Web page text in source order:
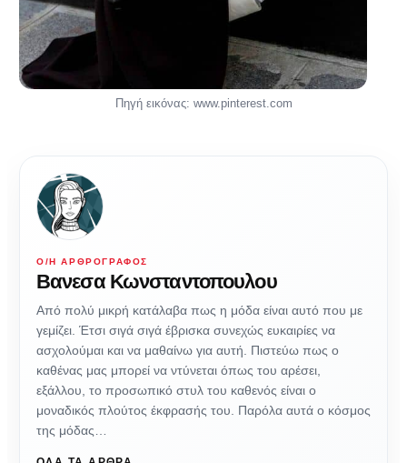
Πηγή εικόνας: www.pinterest.com
Ο/Η ΑΡΘΡΟΓΡΆΦΟΣ
Βανεσα Κωνσταντοπουλου
Από πολύ μικρή κατάλαβα πως η μόδα είναι αυτό που με
γεμίζει. Έτσι σιγά σιγά έβρισκα συνεχώς ευκαιρίες να
ασχολούμαι και να μαθαίνω για αυτή. Πιστεύω πως ο
καθένας μας μπορεί να ντύνεται όπως του αρέσει,
εξάλλου, το προσωπικό στυλ του καθενός είναι ο
μοναδικός πλούτος έκφρασής του. Παρόλα αυτά ο κόσμος
της μόδας…